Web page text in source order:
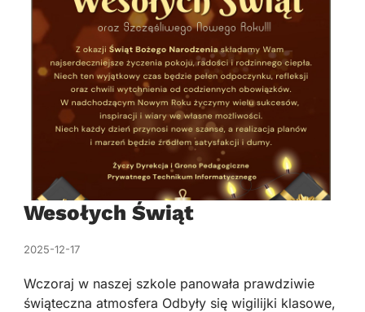
Wesołych Świąt
2025-12-17
Wczoraj w naszej szkole panowała prawdziwie
świąteczna atmosfera Odbyły się wigilijki klasowe,